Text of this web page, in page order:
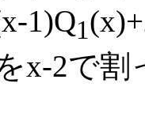
1
x-2で割